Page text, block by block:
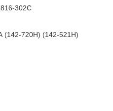
302C
(142-720H) (142-521Н)